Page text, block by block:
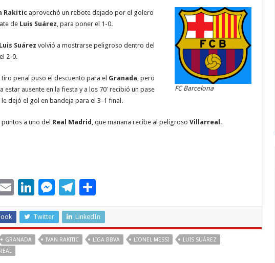
dI
n
g
er
a
m
ar
ti
r
FC Barcelona
Rakitic aprovechó un rebote dejado por el golero
de Luis Suárez, para poner el 1-0.
Luis Suárez volvió a mostrarse peligroso dentro del
2-0.
tiro penal puso el descuento para el Granada, pero
estar ausente en la fiesta y a los 70′ recibió un pase
le dejó el gol en bandeja para el 3-1 final.
puntos a uno del Real Madrid , que mañana recibe al peligroso Villarreal .
E
ai
l
Li
k
e
M
se
n
T
e
gr
C
m
p
Twitter LinkedIn
GRANADA IVAN RAKITIC LIGA BBVA LIONEL MESSI
LUIS SUÁREZ